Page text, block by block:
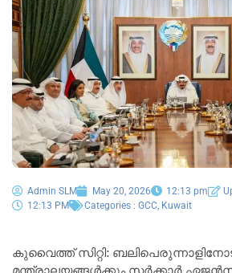
Admin SLM May 20, 2026 12:13 pm
12:13 PM
Categories : GCC Kuwait
കുവൈത്ത് സിറ്റി: